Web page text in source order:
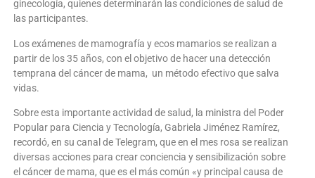
ginecología, quienes determinarán las condiciones de salud de
las participantes.
Los exámenes de mamografía y ecos mamarios se realizan a
partir de los 35 años, con el objetivo de hacer una detección
temprana del cáncer de mama, un método efectivo que salva
vidas.
Sobre esta importante actividad de salud, la ministra del Poder
Popular para Ciencia y Tecnología, Gabriela Jiménez Ramírez,
recordó, en su canal de Telegram, que en el mes rosa se realizan
diversas acciones para crear conciencia y sensibilización sobre
el cáncer de mama, que es el más común «y principal causa de